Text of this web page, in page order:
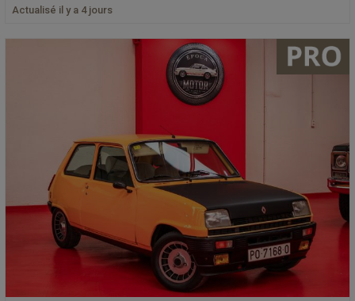
Actualisé il y a 4 jours